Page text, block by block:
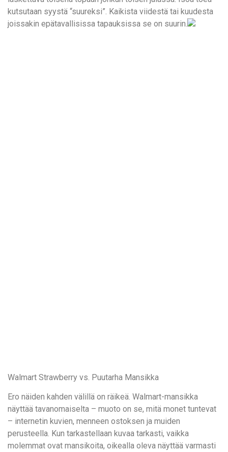
kutsutaan syystä “suureksi”. Kaikista viidestä tai kuudesta
joissakin epätavallisissa tapauksissa se on suurin.
Walmart Strawberry vs. Puutarha Mansikka
Ero näiden kahden välillä on räikeä. Walmart-mansikka
näyttää tavanomaiselta – muoto on se, mitä monet tuntevat
– internetin kuvien, menneen ostoksen ja muiden
perusteella. Kun tarkastellaan kuvaa tarkasti, vaikka
molemmat ovat mansikoita, oikealla oleva näyttää varmasti